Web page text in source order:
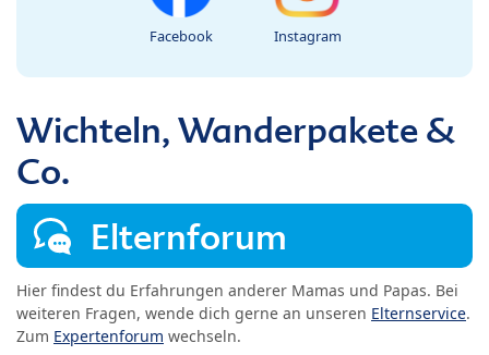
Facebook Instagram
Wichteln, Wanderpakete &
Co.
Elternforum
Hier findest du Erfahrungen anderer Mamas und Papas. Bei
weiteren Fragen, wende dich gerne an unseren Elternservice.
Zum Expertenforum wechseln.